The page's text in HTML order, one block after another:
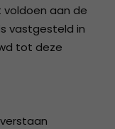
aan de
vastgesteld in
tot deze